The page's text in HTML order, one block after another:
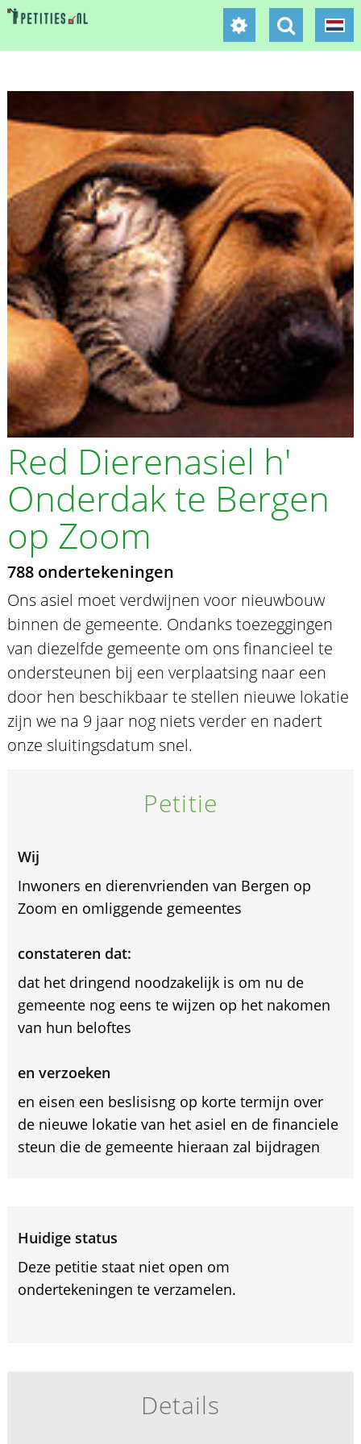
Red Dierenasiel h'
Onderdak te Bergen
op Zoom
788 ondertekeningen
Ons asiel moet verdwijnen voor nieuwbouw
binnen de gemeente. Ondanks toezeggingen
van diezelfde gemeente om ons financieel te
ondersteunen bij een verplaatsing naar een
door hen beschikbaar te stellen nieuwe lokatie
zijn we na 9 jaar nog niets verder en nadert
onze sluitingsdatum snel.
Petitie
Wij
Inwoners en dierenvrienden van Bergen op
Zoom en omliggende gemeentes
constateren dat:
dat het dringend noodzakelijk is om nu de
gemeente nog eens te wijzen op het nakomen
van hun beloftes
en verzoeken
en eisen een beslisisng op korte termijn over
de nieuwe lokatie van het asiel en de financiele
steun die de gemeente hieraan zal bijdragen
Huidige status
Deze petitie staat niet open om
ondertekeningen te verzamelen.
Details